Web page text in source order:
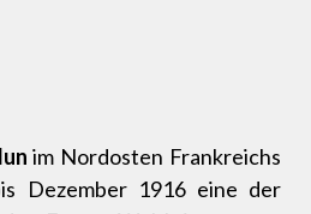
im Nordosten Frankreichs
Dezember 1916 eine der